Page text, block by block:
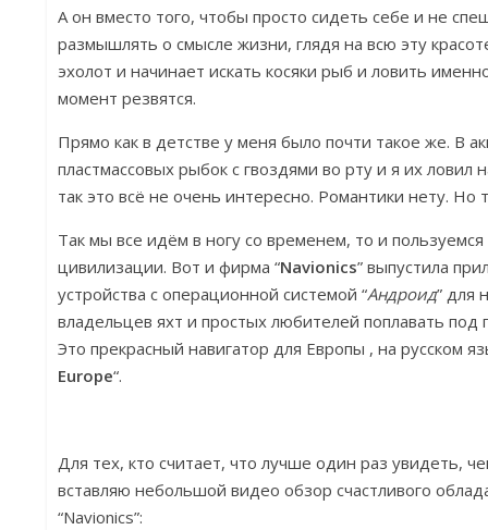
А он вместо того, чтобы просто сидеть себе и не
размышлять о смысле жизни, глядя на всю эту
эхолот и начинает искать косяки рыб и ловить
момент резвятся.
Прямо как в детстве у меня было почти такое же. В
пластмассовых рыбок с гвоздями во рту и я их ловил
так это всё не очень интересно. Романтики нету. Но
Так мы все идём в ногу со временем, то и
цивилизации. Вот и фирма “Navionics” выпустила
устройства с операционной системой “Андроид” для
владельцев яхт и простых любителей поплавать под
Это прекрасный навигатор для Европы , на русском
Europe“.
Для тех, кто считает, что лучше один раз увидеть,
вставляю небольшой видео обзор счастливого
“Navionics”: